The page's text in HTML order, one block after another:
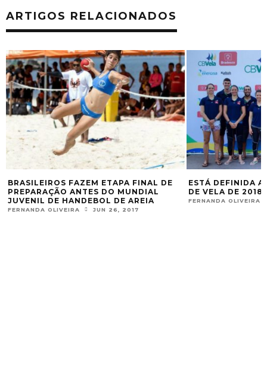
ARTIGOS RELACIONADOS
ESTÁ DEFINIDA A EQUIPE BRASILEIRA
DE VELA DE 2018
FERNANDA OLIVEIRA DEZ 19, 2017
BRASIL TEM
GRAND PRIX
FERNANDA